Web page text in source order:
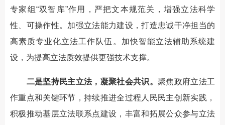
专家组“双智库”作用，严把文本规范关，增强立法科学
性、可操作性。加强立法能力建设，打造忠诚干净担当的
高素质专业化立法工作队伍。加快智能立法辅助系统建
设，为提高立法质效提供更强技术支撑。
二是坚持民主立法，凝聚社会共识。 聚焦政府立法工
作重点和关键环节，持续推进全过程人民民主创新实践，
积极推动基层立法联系点建设，丰富和拓展公众参与立法